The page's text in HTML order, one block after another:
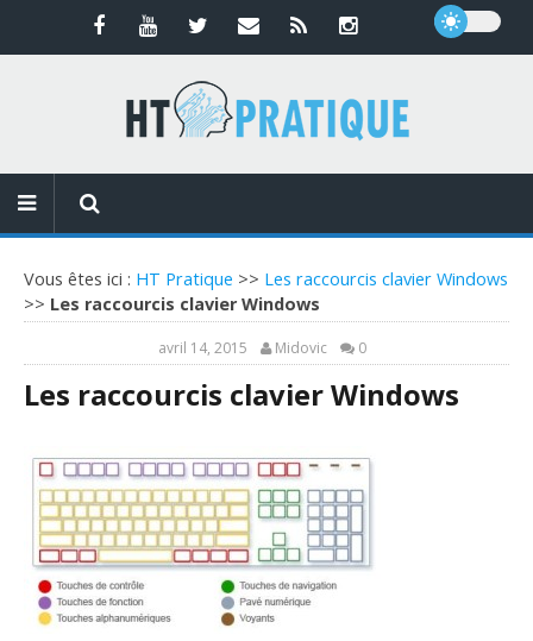
Vous êtes ici : HT Pratique >> Les raccourcis clavier Windows
>> Les raccourcis clavier Windows
avril 14, 2015 Midovic 0
Les raccourcis clavier Windows